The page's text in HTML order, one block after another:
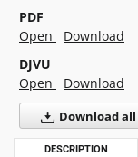
PDF
Open
Download
DJVU
Open
Download
Download all
DESCRIPTION